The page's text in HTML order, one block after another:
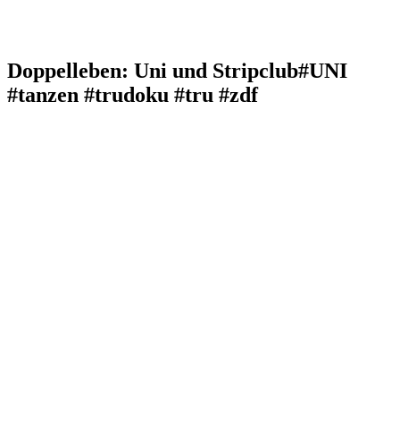
Doppelleben: Uni und Stripclub#UNI
#tanzen #trudoku #tru #zdf